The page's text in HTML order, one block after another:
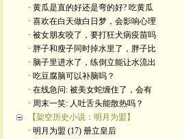
· 黄瓜是直的好还是弯的好? 吃黄瓜
· 喜欢在白天做白日梦，会影响心理
· 被女朋友咬了，要打狂犬病疫苗吗
· 胖子和瘦子同时掉水里了，胖子比
· 脑子里进水了，练倒立能让水流出
· 吃豆腐脑可以补脑吗？
· 在线急问: 被美女蛇缠住了，会有
· 周末一笑: 人吐舌头能散热吗？
【架空历史小说：明月为盟】
· 明月为盟 (17) 册立皇后